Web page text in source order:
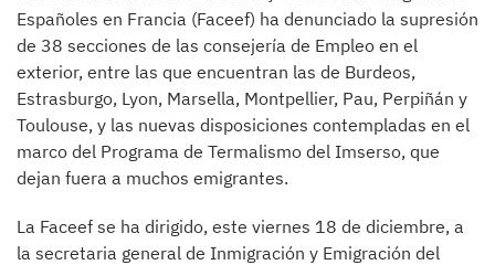
Españoles en Francia (Faceef) ha denunciado la supresión
de 38 secciones de las consejería de Empleo en el
exterior, entre las que encuentran las de Burdeos,
Estrasburgo, Lyon, Marsella, Montpellier, Pau, Perpiñán y
Toulouse, y las nuevas disposiciones contempladas en el
marco del Programa de Termalismo del Imserso, que
dejan fuera a muchos emigrantes.
La Faceef se ha dirigido, este viernes 18 de diciembre, a
la secretaria general de Inmigración y Emigración del